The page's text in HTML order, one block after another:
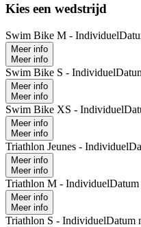
Kies een wedstrijd
Swim Bike M - Individuel
Meer info
Meer info
Swim Bike S - Individuel
Meer info
Meer info
Swim Bike XS - Individuel
Meer info
Meer info
Triathlon Jeunes - Individuel
Meer info
Meer info
Triathlon M - IndividuelDatum
Meer info
Meer info
Triathlon S - IndividuelDatum